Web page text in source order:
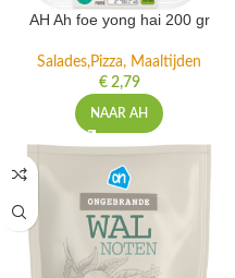
AH Ah foe yong hai 200 gr
Salades,Pizza, Maaltijden
€2,79
NAAR AH